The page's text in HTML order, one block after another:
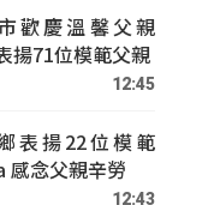
歡慶溫馨父親
揚71位模範父親
12:45
表揚22位模範
感念父親辛勞
12:43